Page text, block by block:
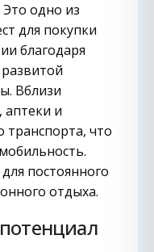
одно из
для покупки
благодаря
Вблизи
аптеки и
транспорта, что
постоянного
отдыха.